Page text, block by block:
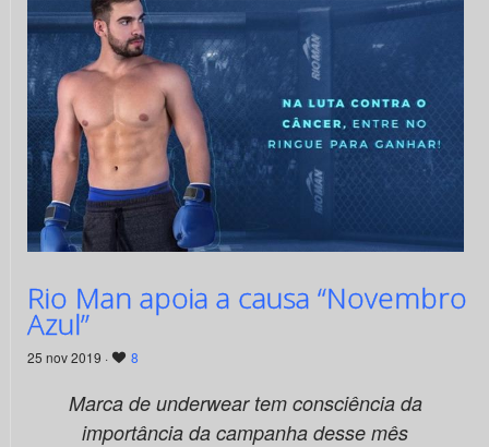
Rio Man apoia a causa “Novembro
Azul”
25 nov 2019 · 8
Marca de underwear tem consciência da
importância da campanha desse mês